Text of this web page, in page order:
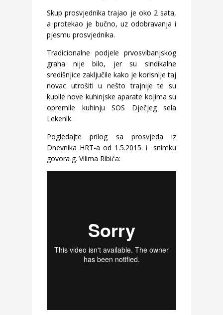
Skup prosvjednika trajao je oko 2 sata,
a protekao je bučno, uz odobravanja i
pjesmu prosvjednika.
Tradicionalne podjele prvosvibanjskog
graha nije bilo, jer su sindikalne
središnjice zaključile kako je korisnije taj
novac utrošiti u nešto trajnije te su
kupile nove kuhinjske aparate kojima su
opremile kuhinju SOS Dječjeg sela
Lekenik.
Pogledajte prilog sa prosvjeda iz
Dnevnika HRT-a od 1.5.2015. i snimku
govora g. Vilima Ribića: